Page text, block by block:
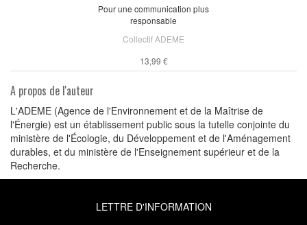
Pour une communication plus
responsable
Collectif ADEME
13,99 €
A propos de l'auteur
L'ADEME (Agence de l'Environnement et de la Maîtrise de
l'Énergie) est un établissement public sous la tutelle conjointe du
ministère de l'Écologie, du Développement et de l'Aménagement
durables, et du ministère de l'Enseignement supérieur et de la
Recherche.
LETTRE D'INFORMATION